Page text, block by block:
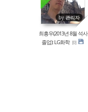
by관리자
최흥우(2013년 8월 석사
졸업): LG화학 [0]